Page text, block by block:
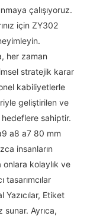
çalışıyoruz.
için ZY302
her zaman
stratejik karar
kabiliyetlerle
geliştirilen ve
sahiptir.
a8 a7 80 mm
insanların
kolaylık ve
tasarımcılar
Yazıcılar, Etiket
sunar. Ayrıca,